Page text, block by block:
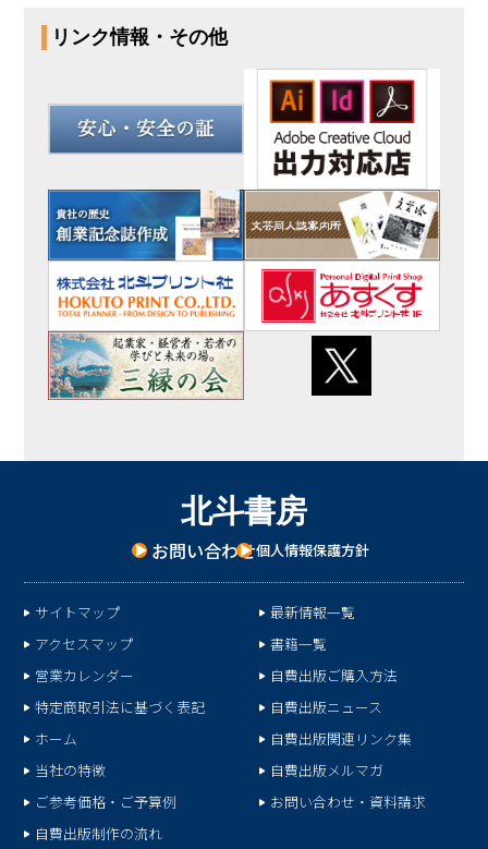
リンク情報・その他
北斗書房
お問い合わせ個人情報保護方針
サイトマップ
アクセスマップ
営業カレンダー
特定商取引法に基づく表記
ホーム
当社の特徴
ご参考価格・ご予算例
自費出版制作の流れ
最新情報一覧
書籍一覧
自費出版ご購入方法
自費出版ニュース
自費出版関連リンク集
自費出版メルマガ
お問い合わせ・資料請求